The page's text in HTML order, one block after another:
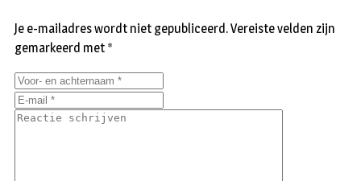
Je e-mailadres wordt niet gepubliceerd.Vereiste velden zijn
gemarkeerd met *